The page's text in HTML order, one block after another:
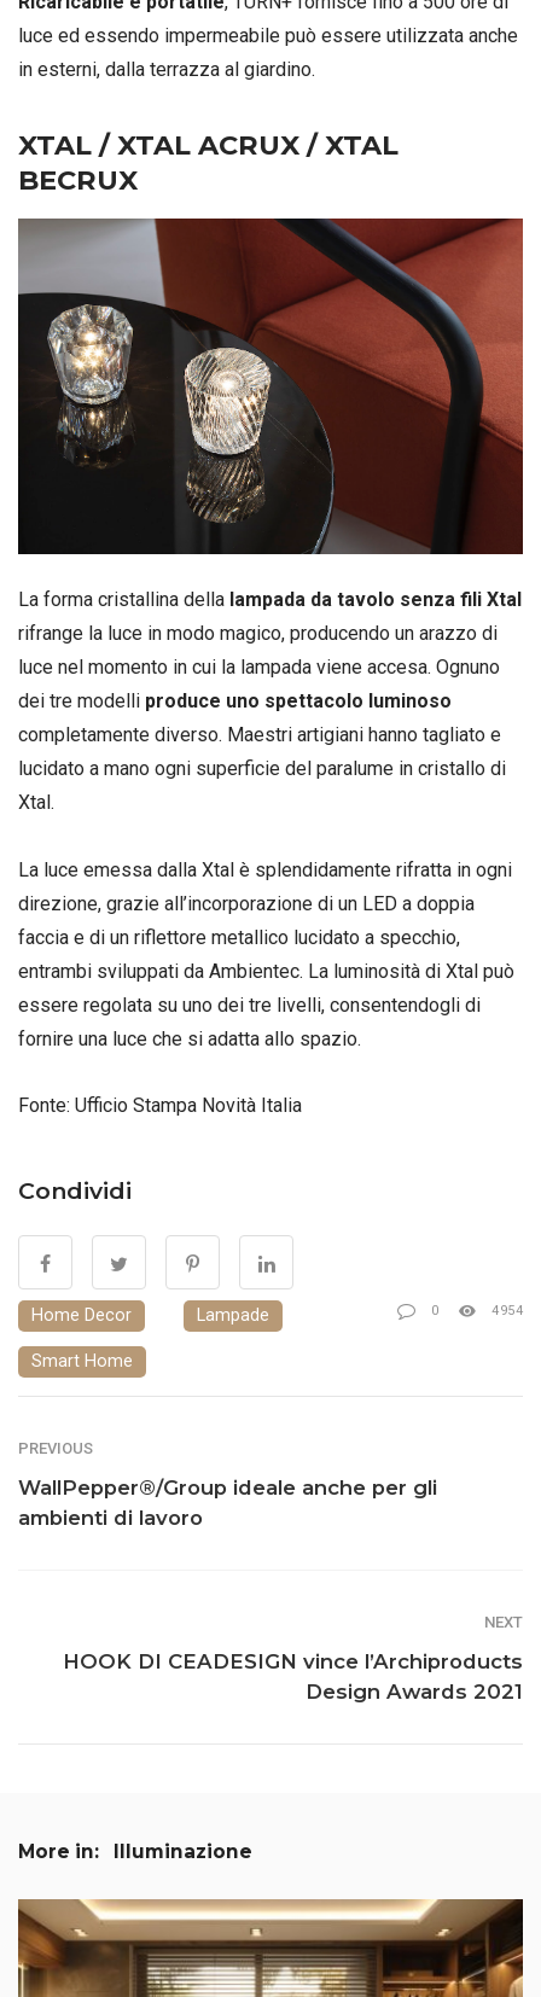
luce ed essendo impermeabile può essere utilizzata anche
in esterni, dalla terrazza al giardino.
XTAL / XTAL ACRUX / XTAL
BECRUX
La forma cristallina della lampada da tavolo senza fili Xtal
rifrange la luce in modo magico, producendo un arazzo di
luce nel momento in cui la lampada viene accesa. Ognuno
dei tre modelli produce uno spettacolo luminoso
completamente diverso. Maestri artigiani hanno tagliato e
lucidato a mano ogni superficie del paralume in cristallo di
Xtal.
La luce emessa dalla Xtal è splendidamente rifratta in ogni
direzione, grazie all’incorporazione di un LED a doppia
faccia e di un riflettore metallico lucidato a specchio,
entrambi sviluppati da Ambientec. La luminosità di Xtal può
essere regolata su uno dei tre livelli, consentendogli di
fornire una luce che si adatta allo spazio.
Fonte: Ufficio Stampa Novità Italia
Condividi
Home Decor Lampade
Smart Home
0 4954
PREVIOUS
WallPepper®/Group ideale anche per gli
ambienti di lavoro
NEXT
HOOK DI CEADESIGN vince l’Archiproducts
Design Awards 2021
More in: Illuminazione